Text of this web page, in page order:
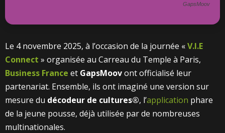
GapsMoov
Le 4 novembre 2025, à l’occasion de la journée «V.I.E
Connect » organisée au Carreau du Temple à Paris,
Business France et GapsMoovont officialisé leur
partenariat. Ensemble, ils ont imaginé une version sur
mesure du décodeur de cultures®, l’application phare
de la jeune pousse, déjà utilisée par de nombreuses
multinationales.